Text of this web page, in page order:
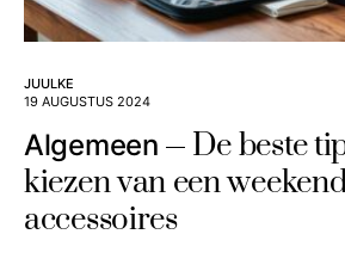
JUULKE
19 AUGUSTUS 2024
Algemeen
De beste
kiezen van een
accessoires